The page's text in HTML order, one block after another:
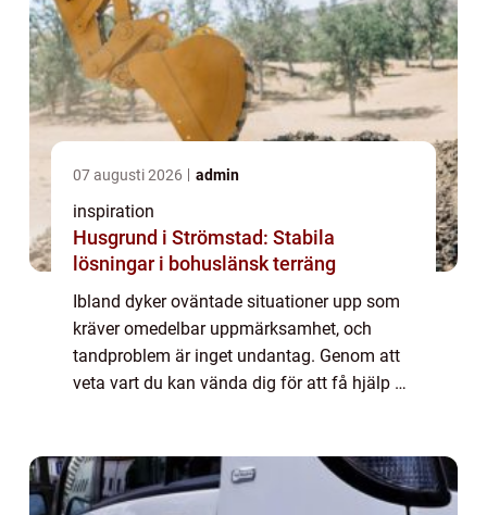
07 augusti 2026 admin
inspiration
Husgrund i Strömstad: Stabila
lösningar i bohuslänsk terräng
Ibland dyker oväntade situationer upp som
kräver omedelbar uppmärksamhet, och
tandproblem är inget undantag. Genom att
veta vart du kan vända dig för att få hjälp av